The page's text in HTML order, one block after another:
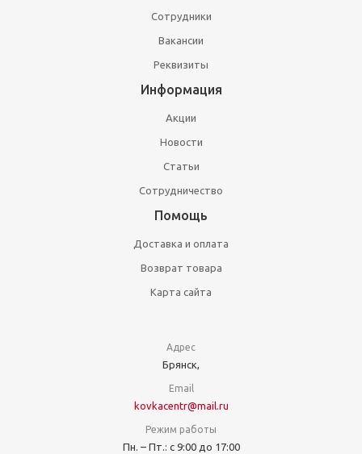
Сотрудники
Вакансии
Реквизиты
Информация
Акции
Новости
Статьи
Сотрудничество
Помощь
Доставка и оплата
Возврат товара
Карта сайта
Адрес
Брянск,
Email
kovkacentr@mail.ru
Режим работы
Пн. – Пт.: с 9:00 до 17:00